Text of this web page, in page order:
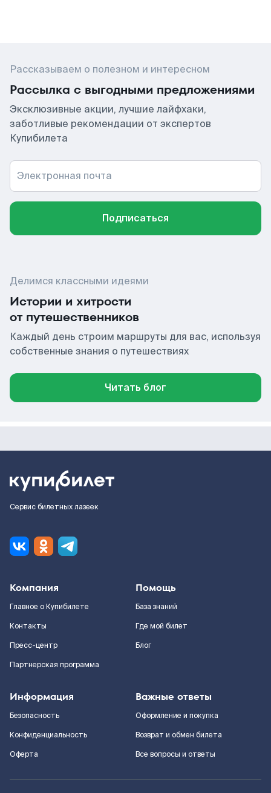
Рассказываем о полезном и интересном
Рассылка с выгодными предложениями
Эксклюзивные акции, лучшие лайфхаки,
заботливые рекомендации от экспертов
Купибилета
Электронная почта
Подписаться
Делимся классными идеями
Истории и хитрости
от путешественников
Каждый день строим маршруты для вас, используя
собственные знания о путешествиях
Читать блог
Сервис билетных лазеек
Компания
Главное о Купибилете
Контакты
Пресс-центр
Партнерская программа
Помощь
База знаний
Где мой билет
Блог
Информация
Безопасность
Конфиденциальность
Оферта
Важные ответы
Оформление и покупка
Возврат и обмен билета
Все вопросы и ответы